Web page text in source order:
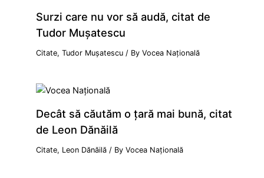
Surzi care nu vor să audă, citat de
Tudor Mușatescu
Citate,Tudor Mușatescu / ByVocea Națională
Decât să căutăm o țară mai bună, citat
de Leon Dănăilă
Citate, Leon Dănăilă / ByVocea Națională